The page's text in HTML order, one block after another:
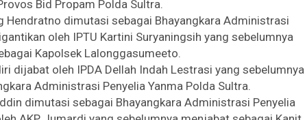
Bid Propam Polda Sultra.
Hendratno dimutasi sebagai Bhayangkara Administrasi
oleh IPTU Kartini Suryaningsih yang sebelumnya
Kapolsek Lalonggasumeeto.
dijabat oleh IPDA Dellah Indah Lestrasi yang sebelumnya
Administrasi Penyelia Yanma Polda Sultra.
dimutasi sebagai Bhayangkara Administrasi Penyelia